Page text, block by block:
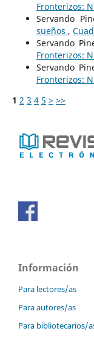
Fronterizos:
Servando
sueños ,
Servando
Fronterizos:
Servando
Fronterizos:
1 2 3 4 5 > >>
Información
Para lectores/as
Para autores/as
Para bibliotecarios/